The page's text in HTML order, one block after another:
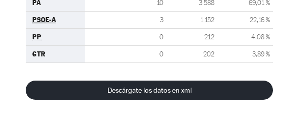
PA 10 3.588 69,01 %
PSOE-A 3 1.152 22,16 %
PP 0 212 4,08 %
GTR 0 202 3,89 %
Descárgate los datos en xml